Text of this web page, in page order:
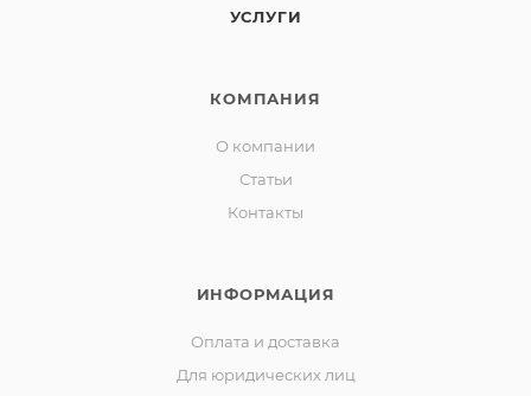
УСЛУГИ
КОМПАНИЯ
О компании
Статьи
Контакты
ИНФОРМАЦИЯ
Оплата и доставка
Для юридических лиц